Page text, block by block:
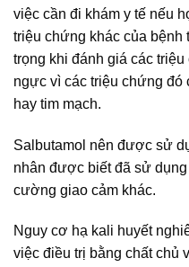
việc cần đi khám y tế nếu
triệu chứng khác của bệnh
trọng khi đánh giá các
ngực vì các triệu chứng đó
hay tim mạch.
Salbutamol nên được sử
nhân được biết đã sử
cường giao cảm khác.
Nguy cơ hạ kali huyết
việc điều trị bằng chất chủ